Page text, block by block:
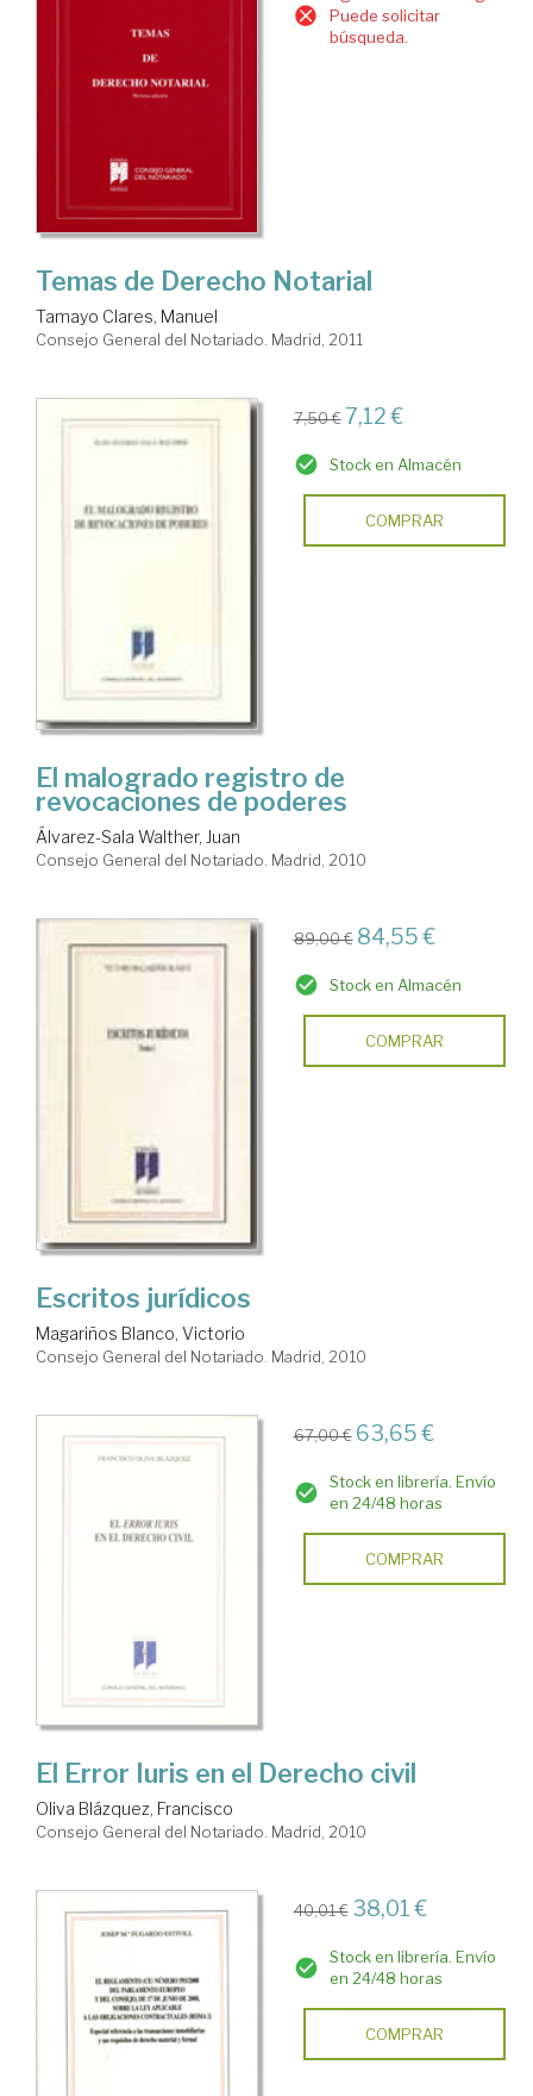
Puede solicitar
búsqueda.
Temas de Derecho Notarial
Tamayo Clares, Manuel
Consejo General del Notariado. Madrid, 2011
7,50 € 7,12 €
Stock en Almacén
COMPRAR
El malogrado registro de
revocaciones de poderes
Álvarez-Sala Walther, Juan
Consejo General del Notariado. Madrid, 2010
89,00 € 84,55 €
Stock en Almacén
COMPRAR
Escritos jurídicos
Magariños Blanco, Victorio
Consejo General del Notariado. Madrid, 2010
67,00 € 63,65 €
Stock en librería. Envío
en 24/48 horas
COMPRAR
El Error Iuris en el Derecho civil
Oliva Blázquez, Francisco
Consejo General del Notariado. Madrid, 2010
40,01 € 38,01 €
Stock en librería. Envío
en 24/48 horas
COMPRAR